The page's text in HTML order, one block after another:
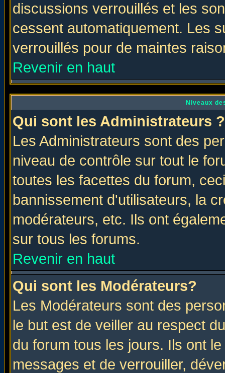
discussions verrouillés et les
cessent automatiquement. Les
verrouillés pour de maintes
Revenir en haut
Niveaux
Qui sont les Administrateurs ?
Les Administrateurs sont des
niveau de contrôle sur tout le
toutes les facettes du forum,
bannissement d'utilisateurs, la
modérateurs, etc. Ils ont
sur tous les forums.
Revenir en haut
Qui sont les Modérateurs?
Les Modérateurs sont des
le but est de veiller au respect
du forum tous les jours. Ils ont
messages et de verrouiller,